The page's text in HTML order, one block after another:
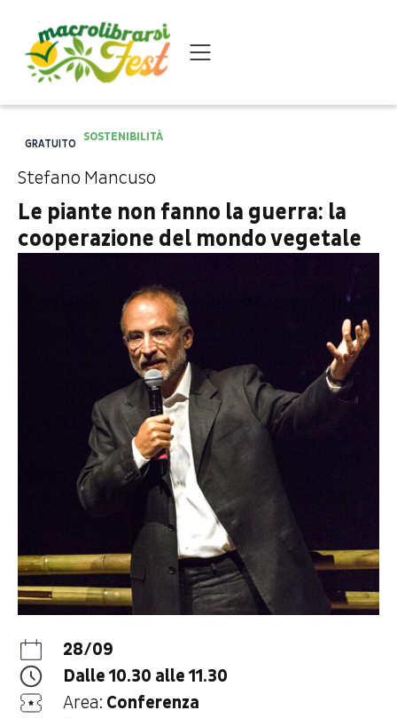
GRATUITO
SOSTENIBILITÀ
Stefano Mancuso
Le piante non fanno la guerra: la
cooperazione del mondo vegetale
28/09
Dalle 10.30 alle 11.30
Area: Conferenza